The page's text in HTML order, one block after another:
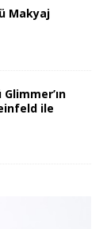
Makyaj
ile